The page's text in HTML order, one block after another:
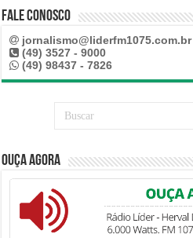
Fale Conosco
jornalismo@liderfm1075.com.br
(49) 3527 - 9000
(49) 98437 - 7826
Ouça Agora